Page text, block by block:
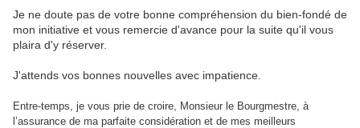
Je ne doute pas de votre bonne compréhension du bien-fondé de
mon initiative et vous remercie d'avance pour la suite qu'il vous
plaira d'y réserver.
J'attends vos bonnes nouvelles avec impatience.
Entre-temps, je vous prie de croire, Monsieur le Bourgmestre, à
l’assurance de ma parfaite considération et de mes meilleurs